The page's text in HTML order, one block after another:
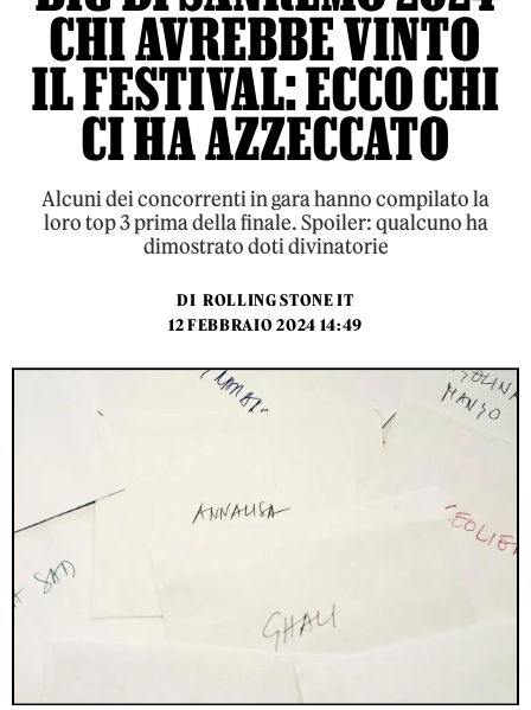
CHI AVREBBE VINTO
IL FESTIVAL: ECCO CHI
CI HA AZZECCATO
Alcuni dei concorrenti in gara hanno compilato la
loro top 3 prima della finale. Spoiler: qualcuno ha
dimostrato doti divinatorie
DI ROLLING STONE IT
12 FEBBRAIO 2024 14:49